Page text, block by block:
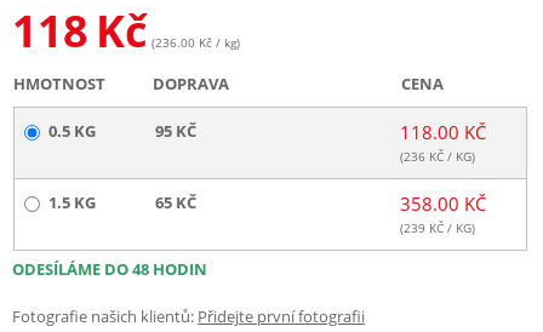
118 Kč (236.00 Kč / kg)
HMOTNOST DOPRAVA CENA
0.5 KG 95 KČ 118.00 KČ
(236 KČ / KG)
1.5 KG 65 KČ 358.00 KČ
(239 KČ / KG)
ODESÍLÁME DO 48 HODIN
Fotografie našich klientů: Přidejte první fotografii